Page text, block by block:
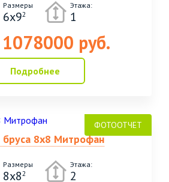
Размеры
6x92
Этажа:
1
1078000 руб.
Подробнее
8х8 Митрофан
Размеры
8х82
Этажа:
2